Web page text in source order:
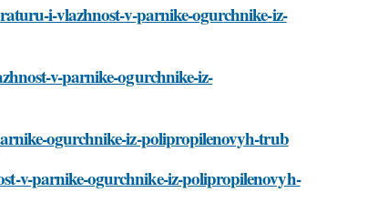
i-vlazhnost-v-parnike-ogurchnike-iz-
v-parnike-ogurchnike-iz-
ogurchnike-iz-polipropilenovyh-trub
v-parnike-ogurchnike-iz-polipropilenovyh-